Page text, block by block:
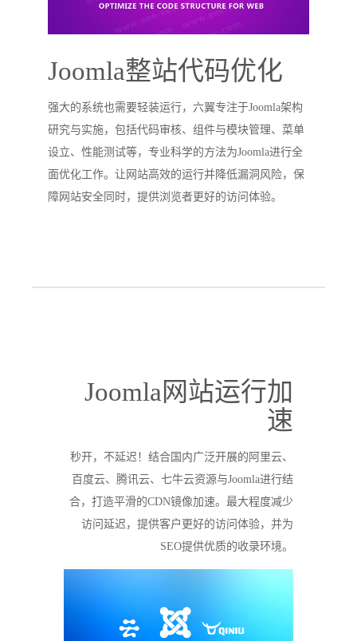
Joomla整站代码优化
强大的系统也需要轻装运行，六翼专注于Joomla架构
研究与实施，包括代码审核、组件与模块管理、菜单
设立、性能测试等，专业科学的方法为Joomla进行全
面优化工作。让网站高效的运行并降低漏洞风险，保
障网站安全同时，提供浏览者更好的访问体验。
Joomla网站运行加
速
秒开，不延迟！结合国内广泛开展的阿里云、
百度云、腾讯云、七牛云资源与Joomla进行结
合，打造平滑的CDN镜像加速。最大程度减少
访问延迟，提供客户更好的访问体验，并为
SEO提供优质的收录环境。